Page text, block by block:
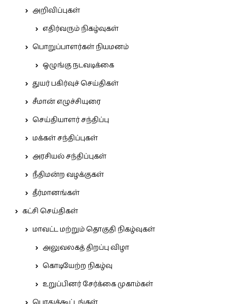
அறிவிப்புகள்
எதிர்வரும் நிகழ்வுகள்
பொறுப்பாளர்கள் நியமனம்
ஒழுங்கு நடவடிக்கை
துயர் பகிர்வுச் செய்திகள்
சீமான் எழுச்சியுரை
செய்தியாளர் சந்திப்பு
மக்கள் சந்திப்புகள்
அரசியல் சந்திப்புகள்
நீதிமன்ற வழக்குகள்
தீர்மானங்கள்
கட்சி செய்திகள்
மாவட்ட மற்றும் தொகுதி நிகழ்வுகள்
அலுவலகத் திறப்பு விழா
கொடியேற்ற நிகழ்வு
உறுப்பினர் சேர்க்கை முகாம்கள்